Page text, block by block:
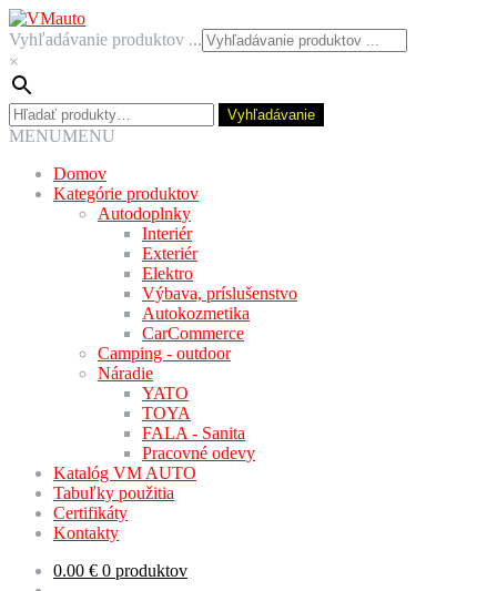
Preskočiť
na
navigáciu
Preskočiť
na
obsah
Vyhľadávanie produktov ...
×
Hľadať: Vyhľadávanie
MENUMENU
Domov
Kategórie produktov
Autodoplnky
Interiér
Exteriér
Elektro
Výbava, príslušenstvo
Autokozmetika
CarCommerce
Camping - outdoor
Náradie
YATO
TOYA
FALA - Sanita
Pracovné odevy
Katalóg VM AUTO
Tabuľky použitia
Certifikáty
Kontakty
0.00 € 0 produktov